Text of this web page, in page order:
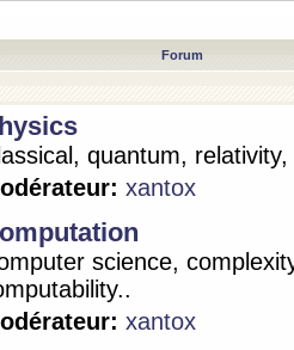
Forum
quantum,
xantox
science,
xantox